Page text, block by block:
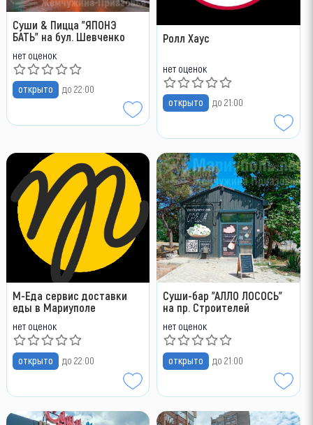
Суши & Пицца "ЯПОНЭ
БАТЬ" на бул. Шевченко
нет оценок
открыто до 22:00
Ролл Хаус
нет оценок
открыто до 21:00
М-Еда сервис доставки
еды в Мариуполе
нет оценок
открыто до 22:00
Суши-бар "АЛЛО ЛОСОСЬ"
на пр. Строителей
нет оценок
открыто до 21:00